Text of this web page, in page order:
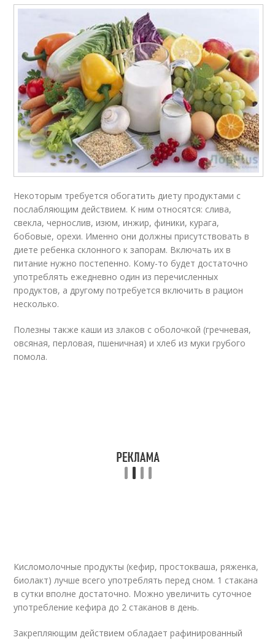
Некоторым требуется обогатить диету продуктами с
послабляющим действием. К ним относятся: слива,
свекла, чернослив, изюм, инжир, финики, курага,
бобовые, орехи. Именно они должны присутствовать в
диете ребенка склонного к запорам. Включать их в
питание нужно постепенно. Кому-то будет достаточно
употреблять ежедневно один из перечисленных
продуктов, а другому потребуется включить в рацион
несколько.
Полезны также каши из злаков с оболочкой (гречневая,
овсяная, перловая, пшеничная) и хлеб из муки грубого
помола.
Кисломолочные продукты (кефир, простокваша, ряженка,
биолакт) лучше всего употреблять перед сном. 1 стакана
в сутки вполне достаточно. Можно увеличить суточное
употребление кефира до 2 стаканов в день.
Закрепляющим действием обладает рафинированный